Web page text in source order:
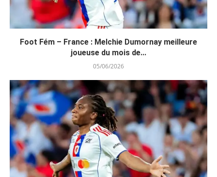
Foot Fém – France : Melchie Dumornay meilleure
joueuse du mois de...
05/06/2026